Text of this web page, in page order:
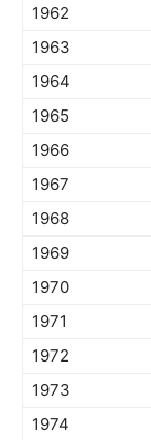
1962
1963
1964
1965
1966
1967
1968
1969
1970
1971
1972
1973
1974